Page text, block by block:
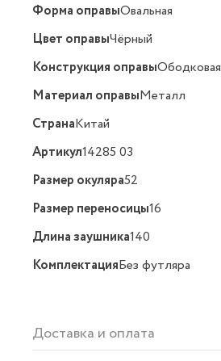
Форма оправыОвальная
Цвет оправыЧёрный
Конструкция оправыОбодковая
Материал оправыМеталл
СтранаКитай
Артикул14285 03
Размер окуляра52
Размер переносицы16
Длина заушника140
КомплектацияБез футляра
Доставка и оплата